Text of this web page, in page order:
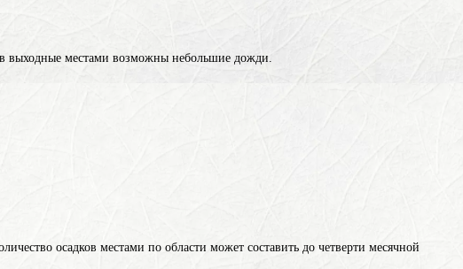
выходные местами возможны небольшие дожди.
осадков местами по области может составить до четверти месячной